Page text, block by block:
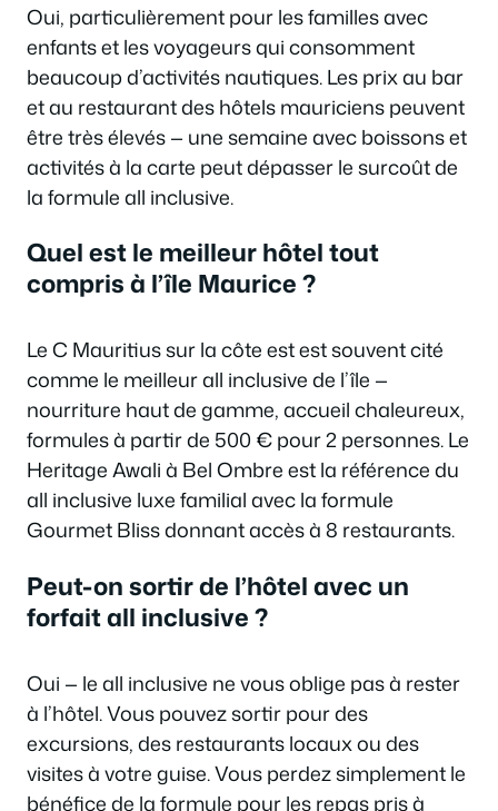
Oui, particulièrement pour les familles avec
enfants et les voyageurs qui consomment
beaucoup d’activités nautiques. Les prix au bar
et au restaurant des hôtels mauriciens peuvent
être très élevés — une semaine avec boissons et
activités à la carte peut dépasser le surcoût de
la formule all inclusive.
Quel est le meilleur hôtel tout
compris à l’île Maurice ?
Le C Mauritius sur la côte est est souvent cité
comme le meilleur all inclusive de l’île —
nourriture haut de gamme, accueil chaleureux,
formules à partir de 500 € pour 2 personnes. Le
Heritage Awali à Bel Ombre est la référence du
all inclusive luxe familial avec la formule
Gourmet Bliss donnant accès à 8 restaurants.
Peut-on sortir de l’hôtel avec un
forfait all inclusive ?
Oui — le all inclusive ne vous oblige pas à rester
à l’hôtel. Vous pouvez sortir pour des
excursions, des restaurants locaux ou des
visites à votre guise. Vous perdez simplement le
bénéfice de la formule pour les repas pris à